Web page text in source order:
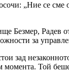
„Ние се
Безмер,
за
зад
Той